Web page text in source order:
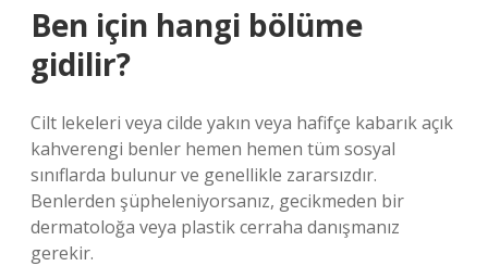
Ben için hangi bölüme
gidilir?
Cilt lekeleri veya cilde yakın veya hafifçe kabarık açık
kahverengi benler hemen hemen tüm sosyal
sınıflarda bulunur ve genellikle zararsızdır.
Benlerden şüpheleniyorsanız, gecikmeden bir
dermatoloğa veya plastik cerraha danışmanız
gerekir.